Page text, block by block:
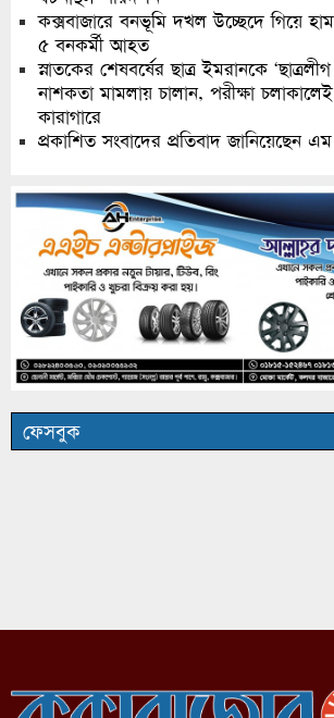
কক্সবাজারে বনভূমি দখল উচ্ছেদে গিয়ে
৫ বনকর্মী আহত
স্নাতকের শেষবর্ষের ছাত্র ইমরানকে
নাশকতা মামলায় চালান, পরীক্ষা
কারাগারে
প্রকাশিত সংবাদের প্রতিবাদ জানিয়েছেন
ফেসবুক